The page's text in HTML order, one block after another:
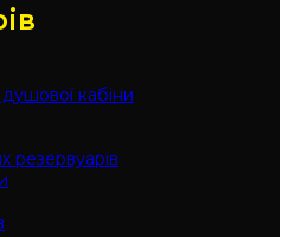
душової кабіни
резервуарів